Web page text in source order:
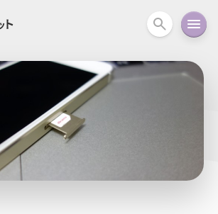
PC関連
ートホーム
iPad Mac Android コラム